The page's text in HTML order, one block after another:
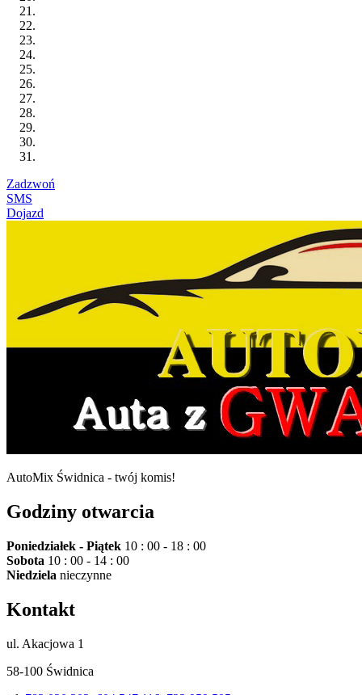
Zadzwoń
SMS
Dojazd
AutoMix Świdnica - twój komis!
Godziny otwarcia
Poniedziałek - Piątek 10 : 00 - 18 : 00
Sobota 10 : 00 - 14 : 00
Niedziela nieczynne
Kontakt
ul. Akacjowa 1
58-100 Świdnica